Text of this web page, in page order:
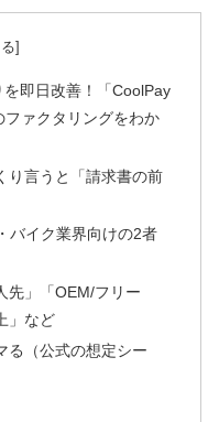
即日改善！「CoolPay
ァクタリングをわか
り言うと「請求書の前
バイク業界向けの2者
先」「OEM/フリー
」など
る（公式の想定シー